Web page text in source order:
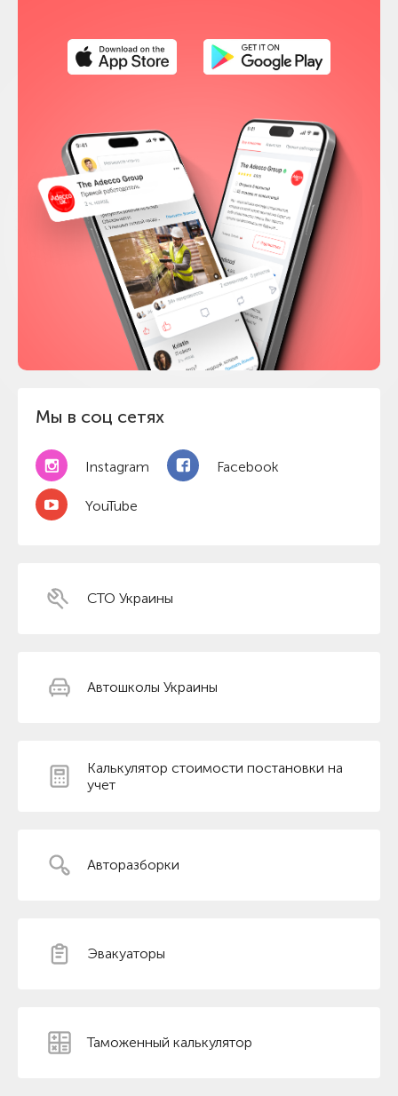
Мы в соц сетях
Instagram Facebook
YouTube
СТО Украины
Автошколы Украины
Калькулятор стоимости постановки на
учет
Авторазборки
Эвакуаторы
Таможенный калькулятор